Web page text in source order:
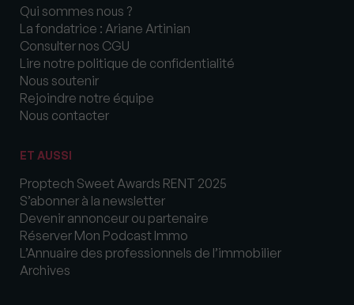
Qui sommes nous ?
La fondatrice : Ariane Artinian
Consulter nos CGU
Lire notre politique de confidentialité
Nous soutenir
Rejoindre notre équipe
Nous contacter
ET AUSSI
Proptech Sweet Awards RENT 2025
S’abonner à la newsletter
Devenir annonceur ou partenaire
Réserver Mon Podcast Immo
L’Annuaire des professionnels de l’immobilier
Archives